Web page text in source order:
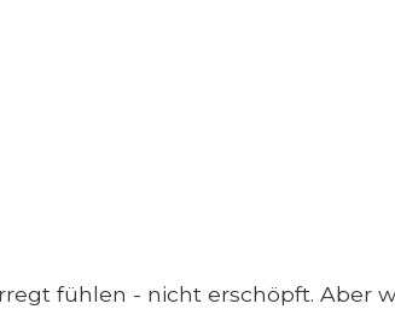
fühlen - nicht erschöpft. Aber